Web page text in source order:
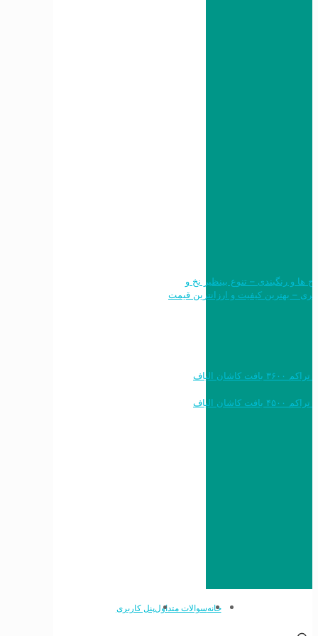
طرح ها و رنگبندی – تنوع بینظیر نخ و
خرید به قیمت فرش ماشینی ۱۲۰۰ شانه تراکم ۳۶۰۰ بافت کاشان الیاف
خرید به قیمت فرش ماشینی ۱۵۰۰ شانه تراکم ۴۵۰۰ بافت کاشان الیاف
خانهسوالات متداولپنل کاربری